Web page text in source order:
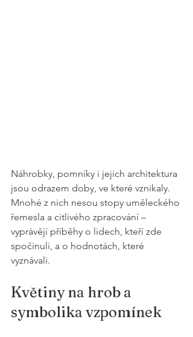
Náhrobky, pomníky i jejich architektura
jsou odrazem doby, ve které vznikaly.
Mnohé z nich nesou stopy uměleckého
řemesla a citlivého zpracování –
vyprávějí příběhy o lidech, kteří zde
spočinuli, a o hodnotách, které
vyznávali.
Květiny na hrob a
symbolika vzpomínek